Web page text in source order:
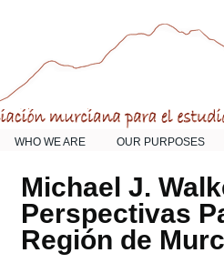
WHO WE ARE OUR PURPOSES
Michael J.
Perspectivas
Región de